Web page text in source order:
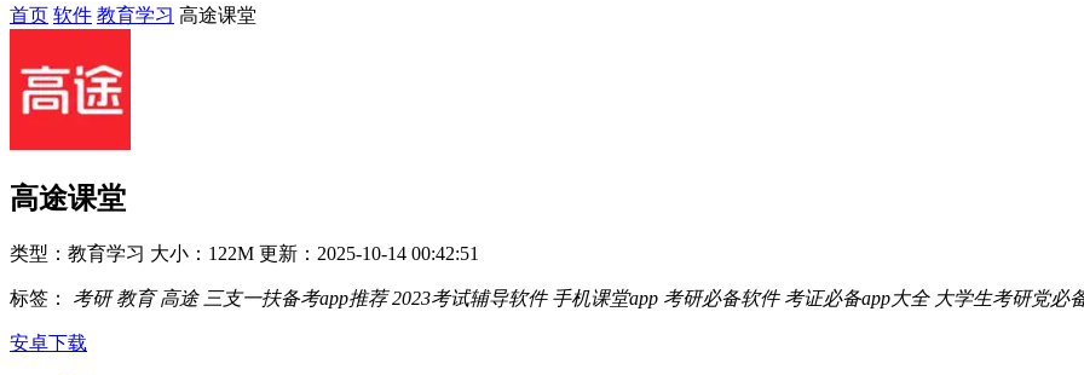
首页 软件 教育学习 高途课堂
高途课堂
类型：教育学习 大小：122M 更新：2025-10-14 00:42:51
标签： 考研 教育 高途 三支一扶备考app推荐 2023考试辅导软件 手机课堂app 考研必备软件 考证必备app大全 大学生考研党必
安卓下载